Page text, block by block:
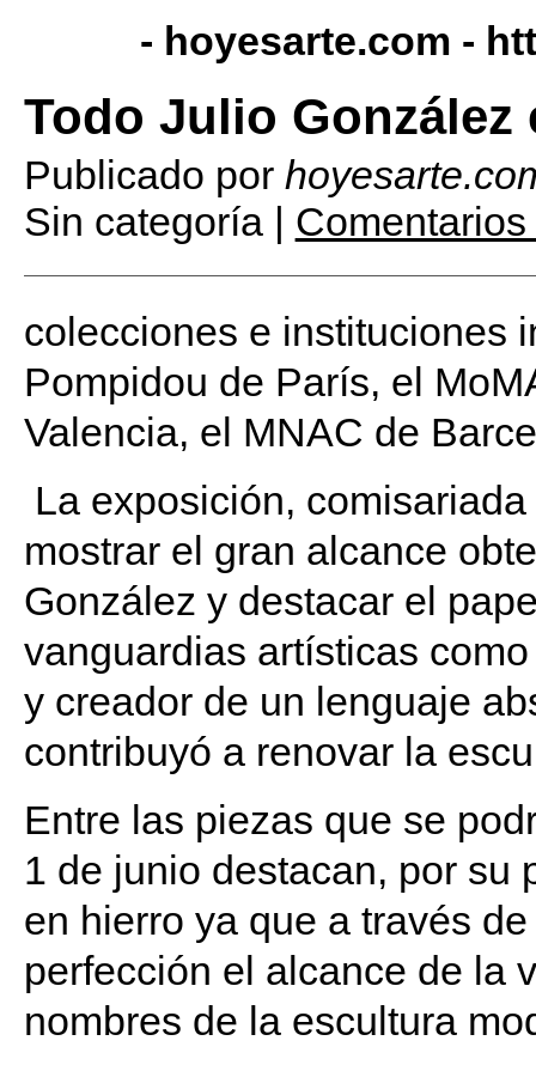
- hoyesarte.com -
Todo Julio González
Publicado por
Sin categoría |
colecciones e instituciones
Pompidou de París, el
Valencia, el MNAC de
La exposición,
mostrar el gran alcance
González y destacar el
vanguardias artísticas
y creador de un lenguaje
contribuyó a renovar la
Entre las piezas que se
1 de junio destacan, por su
en hierro ya que a través
perfección el alcance de la
nombres de la escultura